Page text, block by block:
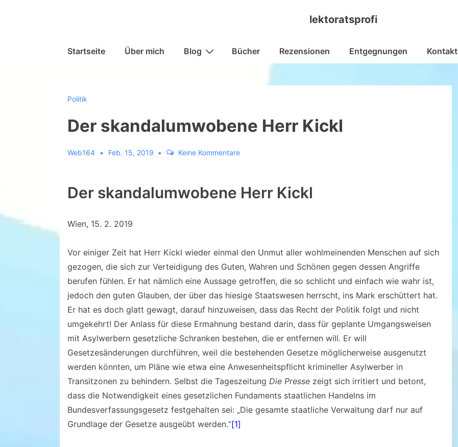
lektoratsprofi
Hauptnavigation
Startseite Über mich Blog Bücher Rezensionen Entgegnungen Kontakt
Politik
Der skandalumwobene Herr Kickl
Web164 Feb. 15, 2019 Keine Kommentare
Der skandalumwobene Herr Kickl
Wien, 15. 2. 2019
Vor einiger Zeit hat Herr Kickl wieder einmal den Unmut aller wohlmeinenden Menschen auf sich
gezogen, die sich zur Verteidigung des Guten, Wahren und Schönen gegen dessen Angriffe
berufen fühlen. Er hat nämlich eine Aussage getroffen, die so schlicht und einfach wie wahr ist,
jedoch den guten Glauben, der über das hiesige Staatswesen herrscht, ins Mark erschüttert hat.
Er hat es doch glatt gewagt, darauf hinzuweisen, dass das Recht der Politik folgt und nicht
umgekehrt! Der Anlass für diese Ermahnung bestand darin, dass für geplante Umgangsweisen
mit Asylwerbern gesetzliche Schranken bestehen, die er entfernen will. Er will
Gesetzesänderungen durchführen, weil die bestehenden Gesetze möglicherweise ausgenutzt
werden könnten, um Pläne wie etwa eine Anwesenheitspflicht krimineller Asylwerber in
Transitzonen zu behindern. Selbst die Tageszeitung Die Presse zeigt sich irritiert und betont,
dass die Notwendigkeit eines gesetzlichen Fundaments staatlichen Handelns im
Bundesverfassungsgesetz festgehalten sei: „Die gesamte staatliche Verwaltung darf nur auf
Grundlage der Gesetze ausgeübt werden.“[1]